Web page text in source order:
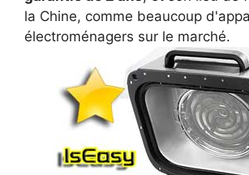
la Chine, comme beaucoup
électroménagers sur le marché.